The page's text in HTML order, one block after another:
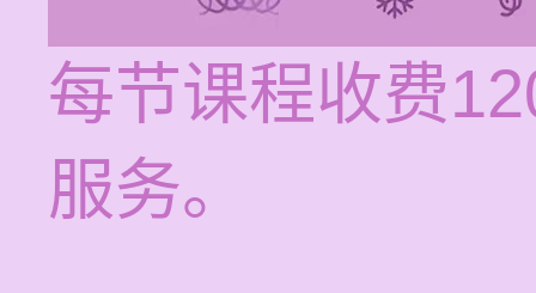
每节课程收费
服务。